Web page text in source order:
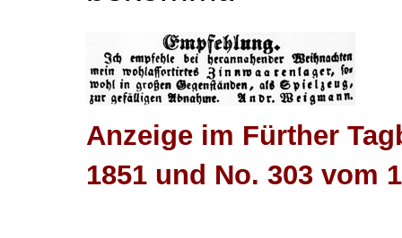
Anzeige im Fürther
1851 und No. 303 vom